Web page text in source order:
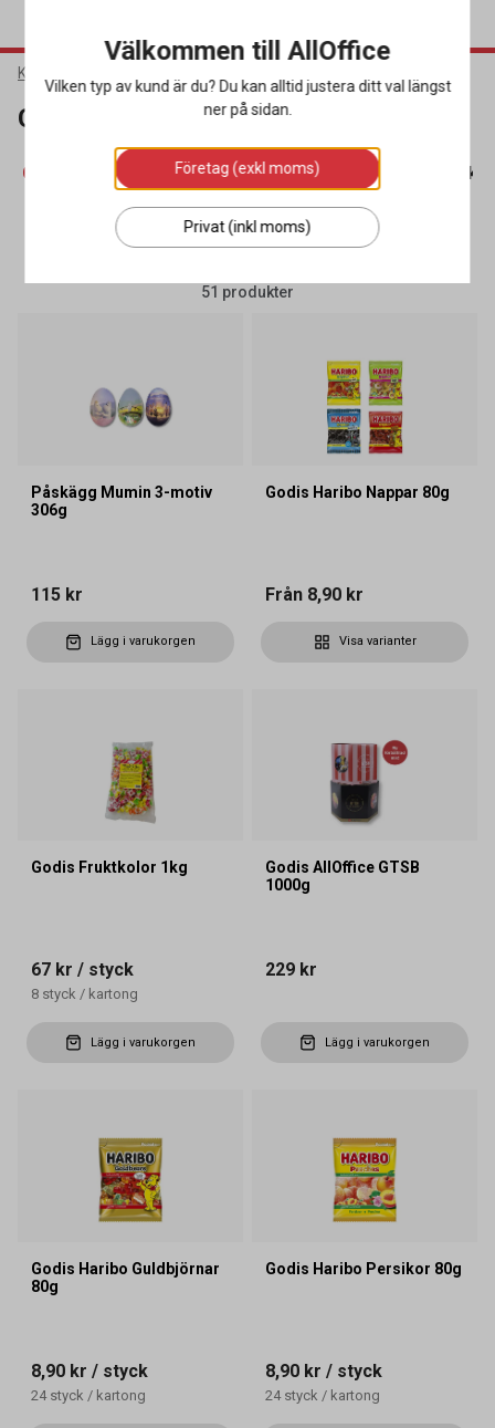
Kök & Servering
Choklad & Godis
Choklad & Godis (51) Kaffe(167) Kaffemjölk & Socker
SORTERA FILTRERA
51 produkter
Påskägg Mumin 3-motiv
306g
115 kr
Lägg i varukorgen
Godis Haribo Nappar 80g
Från 8,90 kr
Visa varianter
Godis Fruktkolor 1kg
67 kr / styck
8 styck / kartong
Lägg i varukorgen
Godis AllOffice GTSB
1000g
229 kr
Lägg i varukorgen
Godis Haribo Guldbjörnar
80g
8,90 kr / styck
24 styck / kartong
Godis Haribo Persikor 80g
8,90 kr / styck
24 styck / kartong
Välkommen till AllOffice
Vilken typ av kund är du? Du kan alltid justera ditt val längst
ner på sidan.
Företag (exkl moms)
Privat (inkl moms)